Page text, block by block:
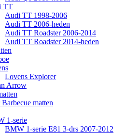
TT
Audi TT 1998-2006
Audi TT 2006-heden
Audi TT Roadster 2006-2014
Audi TT Roadster 2014-heden
Lovens Explorer
Arrow
matten
1-serie
BMW 1-serie E81 3-drs 2007-2012